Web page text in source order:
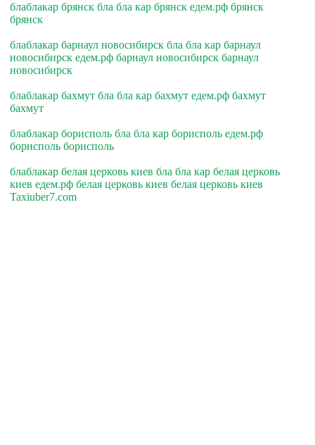
блаблакар брянск бла бла кар брянск едем.рф брянск
брянск
блаблакар барнаул новосибирск бла бла кар барнаул
новосибирск едем.рф барнаул новосибирск барнаул
новосибирск
блаблакар бахмут бла бла кар бахмут едем.рф бахмут
бахмут
блаблакар борисполь бла бла кар борисполь едем.рф
борисполь борисполь
блаблакар белая церковь киев бла бла кар белая церковь
киев едем.рф белая церковь киев белая церковь киев
Taxiuber7.com